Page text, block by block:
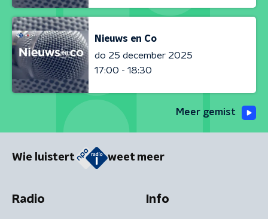
Nieuws en Co
do 25 december 2025
17:00 - 18:30
Meer gemist
Wie luistert weet meer
Radio Info